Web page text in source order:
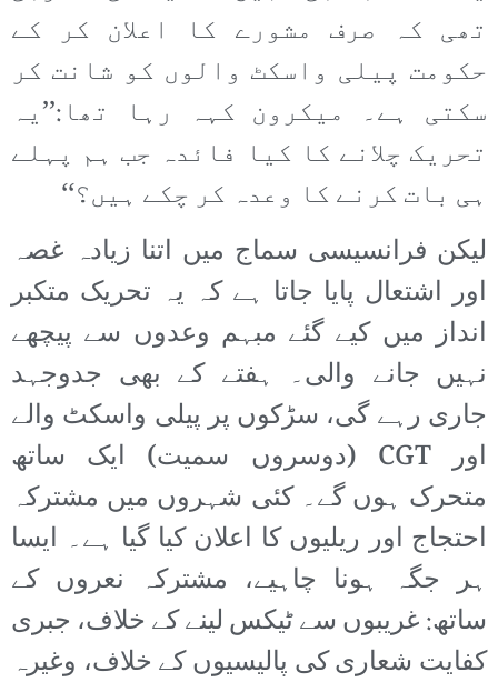
تھی کہ صرف مشورے کا اعلان کر کے
حکومت پیلی واسکٹ والوں کو شانت کر
سکتی ہے۔ میکرون کہہ رہا تھا:’’یہ
تحریک چلانے کا کیا فائدہ جب ہم پہلے
ہی بات کرنے کا وعدہ کر چکے ہیں؟‘‘
لیکن فرانسیسی سماج میں اتنا زیادہ غصہ
اور اشتعال پایا جاتا ہے کہ یہ تحریک متکبر
انداز میں کیے گئے مبہم وعدوں سے پیچھے
نہیں جانے والی۔ ہفتے کے بھی جدوجہد
جاری رہے گی، سڑکوں پر پیلی واسکٹ والے
اور CGT (دوسروں سمیت) ایک ساتھ
متحرک ہوں گے۔ کئی شہروں میں مشترکہ
احتجاج اور ریلیوں کا اعلان کیا گیا ہے۔ ایسا
ہر جگہ ہونا چاہیے، مشترکہ نعروں کے
ساتھ: غریبوں سے ٹیکس لینے کے خلاف، جبری
کفایت شعاری کی پالیسیوں کے خلاف، وغیرہ